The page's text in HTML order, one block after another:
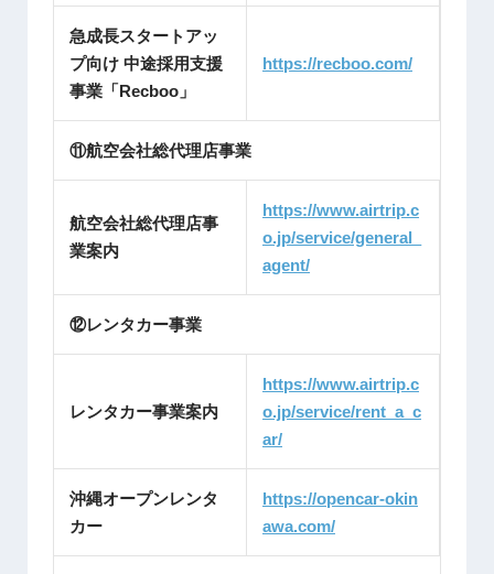
急成長スタートアッ
プ向け 中途採用支援
事業「Recboo」
https://recboo.com/
⑪航空会社総代理店事業
航空会社総代理店事
業案内
https://www.airtrip.c
o.jp/service/general_
agent/
⑫レンタカー事業
レンタカー事業案内
https://www.airtrip.c
o.jp/service/rent_a_c
ar/
沖縄オープンレンタ
カー
https://opencar-okin
awa.com/